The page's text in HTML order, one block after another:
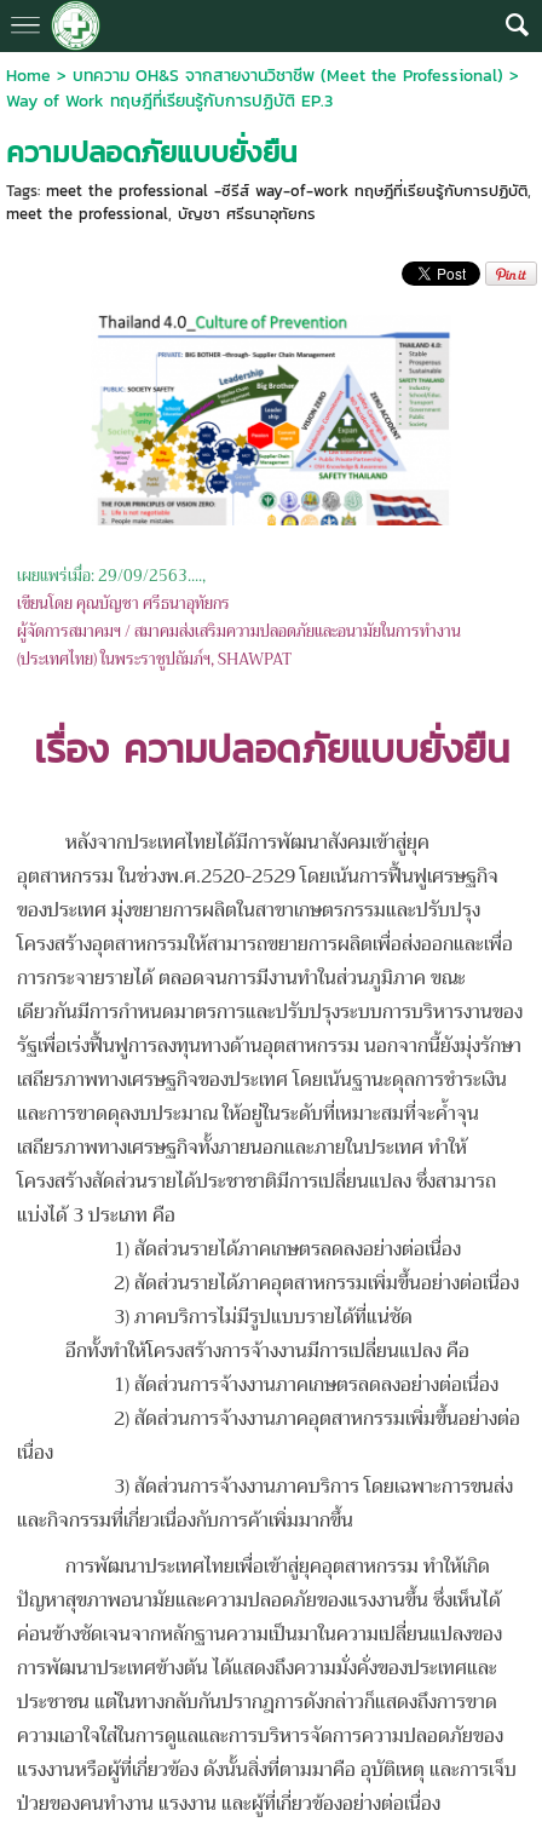
Home > บทความ OH&S จากสายงานวิชาชีพ (Meet the Professional) >
Way of Work ทฤษฎีที่เรียนรู้กับการปฏิบัติ EP.3
ความปลอดภัยแบบยั่งยืน
Tags: meet the professional -ซีรีส์ way-of-work ทฤษฎีที่เรียนรู้กับการปฏิบัติ,
meet the professional, บัญชา ศรีธนาอุทัยกร
เผยแพร่เมื่อ: 29/09/2563....,
เขียนโดย คุณบัญชา ศรีธนาอุทัยกร
ผู้จัดการสมาคมฯ / สมาคมส่งเสริมความปลอดภัยและอนามัยในการทำงาน
(ประเทศไทย) ในพระราชูปถัมภ์ฯ, SHAWPAT
เรื่อง ความปลอดภัยแบบยั่งยืน
หลังจากประเทศไทยได้มีการพัฒนาสังคมเข้าสู่ยุค
อุตสาหกรรม ในช่วงพ.ศ.2520-2529 โดยเน้นการฟื้นฟูเศรษฐกิจ
ของประเทศ มุ่งขยายการผลิตในสาขาเกษตรกรรมและปรับปรุง
โครงสร้างอุตสาหกรรมให้สามารถขยายการผลิตเพื่อส่งออกและเพื่อ
การกระจายรายได้ ตลอดจนการมีงานทำในส่วนภูมิภาค ขณะ
เดียวกันมีการกำหนดมาตรการและปรับปรุงระบบการบริหารงานของ
รัฐเพื่อเร่งฟื้นฟูการลงทุนทางด้านอุตสาหกรรม นอกจากนี้ยังมุ่งรักษา
เสถียรภาพทางเศรษฐกิจของประเทศ โดยเน้นฐานะดุลการชำระเงิน
และการขาดดุลงบประมาณ ให้อยู่ในระดับที่เหมาะสมที่จะค้ำจุน
เสถียรภาพทางเศรษฐกิจทั้งภายนอกและภายในประเทศ ทำให้
โครงสร้างสัดส่วนรายได้ประชาชาติมีการเปลี่ยนแปลง ซึ่งสามารถ
แบ่งได้ 3 ประเภท คือ
1) สัดส่วนรายได้ภาคเกษตรลดลงอย่างต่อเนื่อง
2) สัดส่วนรายได้ภาคอุตสาหกรรมเพิ่มขึ้นอย่างต่อเนื่อง
3) ภาคบริการไม่มีรูปแบบรายได้ที่แน่ชัด
อีกทั้งทำให้โครงสร้างการจ้างงานมีการเปลี่ยนแปลง คือ
1) สัดส่วนการจ้างงานภาคเกษตรลดลงอย่างต่อเนื่อง
2) สัดส่วนการจ้างงานภาคอุตสาหกรรมเพิ่มขึ้นอย่างต่อ
เนื่อง
3) สัดส่วนการจ้างงานภาคบริการ โดยเฉพาะการขนส่ง
และกิจกรรมที่เกี่ยวเนื่องกับการค้าเพิ่มมากขึ้น
การพัฒนาประเทศไทยเพื่อเข้าสู่ยุคอุตสาหกรรม ทำให้เกิด
ปัญหาสุขภาพอนามัยและความปลอดภัยของแรงงานขึ้น ซึ่งเห็นได้
ค่อนข้างชัดเจนจากหลักฐานความเป็นมาในความเปลี่ยนแปลงของ
การพัฒนาประเทศข้างต้น ได้แสดงถึงความมั่งคั่งของประเทศและ
ประชาชน แต่ในทางกลับกันปรากฎการดังกล่าวก็แสดงถึงการขาด
ความเอาใจใส่ในการดูแลและการบริหารจัดการความปลอดภัยของ
แรงงานหรือผู้ที่เกี่ยวข้อง ดังนั้นสิ่งที่ตามมาคือ อุบัติเหตุ และการเจ็บ
ป่วยของคนทำงาน แรงงาน และผู้ที่เกี่ยวข้องอย่างต่อเนื่อง